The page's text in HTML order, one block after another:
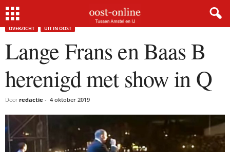
Home Lange Frans en Baas B herenigd met show in Q
OVERZICHT UIT IN OOST
Lange Frans en Baas B
herenigd met show in Q
Door redactie - 4 oktober 2019